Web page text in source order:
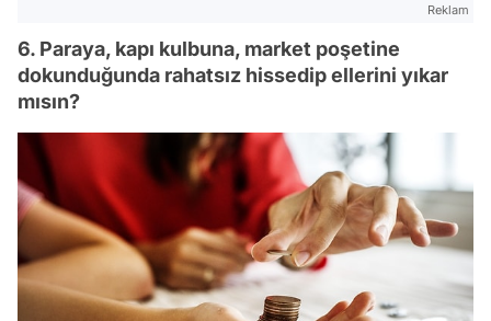
Reklam
6. Paraya, kapı kulbuna, market poşetine
dokunduğunda rahatsız hissedip ellerini yıkar
mısın?